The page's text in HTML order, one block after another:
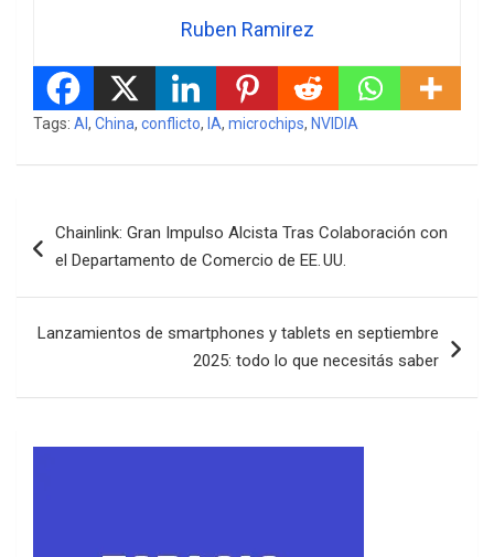
Ruben Ramirez
Tags: AI , China, conflicto, IA, microchips, NVIDIA
de
Chainlink: Gran Impulso Alcista Tras Colaboración con
el Departamento de Comercio de EE. UU.
Lanzamientos de smartphones y tablets en septiembre
2025: todo lo que necesitás saber